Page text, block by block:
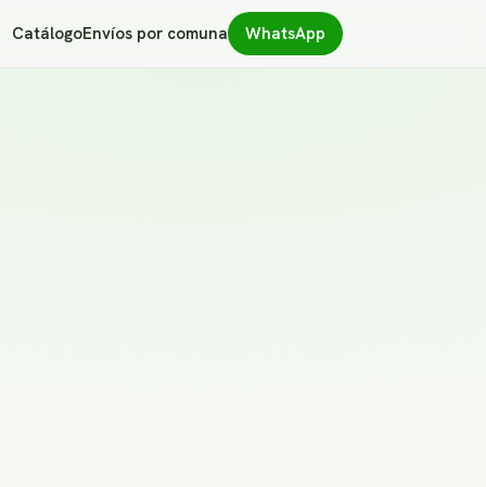
CatálogoEnvíos por comuna WhatsApp